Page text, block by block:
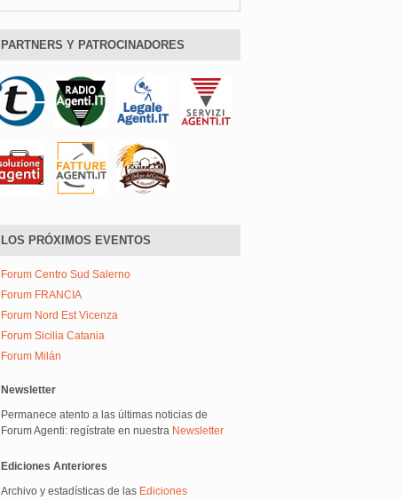
PARTNERS Y PATROCINADORES
LOS PRÓXIMOS EVENTOS
Forum Centro Sud Salerno
Forum FRANCIA
Forum Nord Est Vicenza
Forum Sicilia Catania
Forum Milán
Newsletter
Permanece atento a las últimas noticias de
Forum Agenti: regístrate en nuestra Newsletter
Ediciones Anteriores
Archivo y estadísticas de las Ediciones